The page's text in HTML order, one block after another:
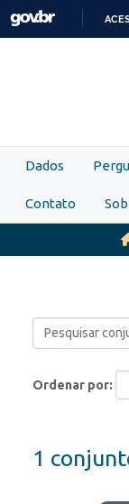
Skip to main content
Dados
Contato
Ordenar por
1